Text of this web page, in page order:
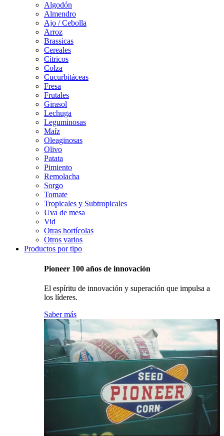
Algodón
Almendro
Ajo / Cebolla
Arroz
Brassicas
Cereales
Cítricos
Colza
Cucurbitáceas
Fresa
Frutales
Girasol
Lechuga
Leguminosas
Maíz
Oleaginosas
Olivo
Patata
Pimiento
Remolacha
Sorgo
Tomate
Tropicales y Subtropicales
Uva de mesa
Vid
Otras hortícolas
Otros varios
Productos por tipo
Pioneer 100 años de innovación
El espíritu de innovación y superación que impulsa a
los líderes.
Saber más